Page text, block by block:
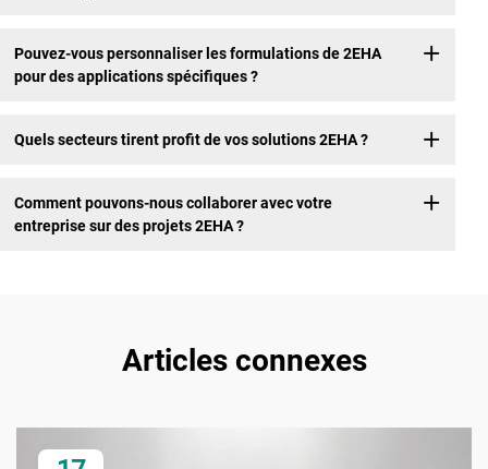
Pouvez-vous personnaliser les formulations de 2EHA
pour des applications spécifiques ?
Quels secteurs tirent profit de vos solutions 2EHA ?
Comment pouvons-nous collaborer avec votre
entreprise sur des projets 2EHA ?
Articles connexes